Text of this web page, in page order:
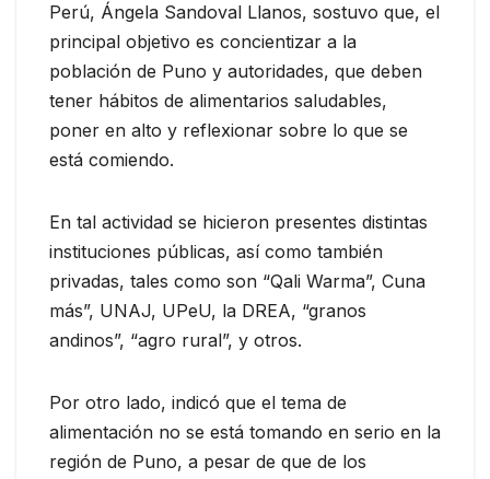
Perú, Ángela Sandoval Llanos, sostuvo que, el
principal objetivo es concientizar a la
población de Puno y autoridades, que deben
tener hábitos de alimentarios saludables,
poner en alto y reflexionar sobre lo que se
está comiendo.
En tal actividad se hicieron presentes distintas
instituciones públicas, así como también
privadas, tales como son “Qali Warma”, Cuna
más”, UNAJ, UPeU, la DREA, “granos
andinos”, “agro rural”, y otros.
Por otro lado, indicó que el tema de
alimentación no se está tomando en serio en la
región de Puno, a pesar de que de los